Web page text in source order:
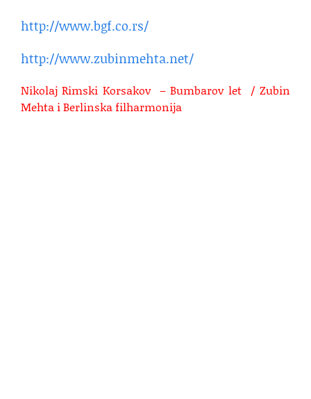
http://www.bgf.co.rs/
http://www.zubinmehta.net/
Nikolaj Rimski Korsakov – Bumbarov let / Zubin
Mehta i Berlinska filharmonija